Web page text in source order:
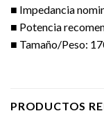
■ Impedancia
■ Potencia
■ Tamaño/Peso:
PRODUCTOS